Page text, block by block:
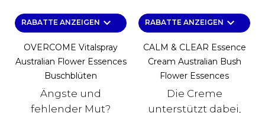
RABATTE ANZEIGEN keyboard_arrow_down
OVERCOME Vitalspray
Australian Flower Essences
Buschblüten
Ängste und
fehlender Mut?
RABATTE ANZEIGEN keyboard_arrow_down
CALM & CLEAR Essence
Cream Australian Bush
Flower Essences
Die Creme
unterstützt dabei,